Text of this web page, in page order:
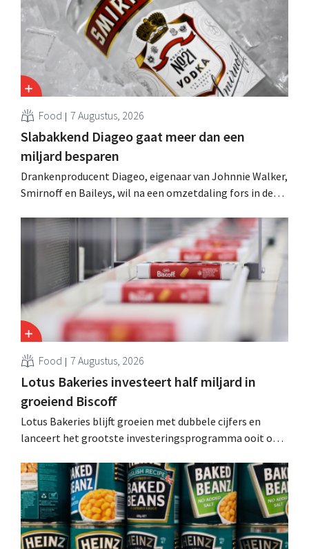
Food 7 Augustus, 2026
Slabakkend Diageo gaat meer dan een
miljard besparen
Drankenproducent Diageo, eigenaar van Johnnie Walker,
Smirnoff en Baileys, wil na een omzetdaling fors in de
andere Guiness en voorgemixte cocktails.
Food 7 Augustus, 2026
Lotus Bakeries investeert half miljard in
groeiend Biscoff
Lotus Bakeries blijft groeien met dubbele cijfers en
lanceert het grootste investeringsprogramma ooit om
moeten dit momentum grijpen”.